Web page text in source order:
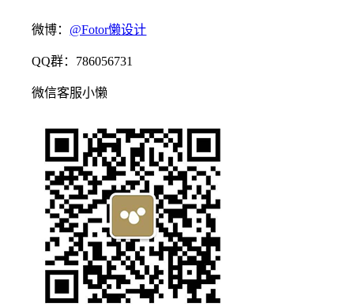
微博： @Fotor懒设计
QQ群：786056731
微信客服小懒